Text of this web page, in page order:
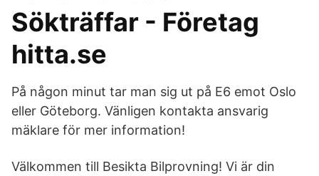
Sökträffar - Företag
hitta.se
På någon minut tar man sig ut på E6 emot Oslo
eller Göteborg. Vänligen kontakta ansvarig
mäklare för mer information!
Välkommen till Besikta Bilprovning! Vi är din